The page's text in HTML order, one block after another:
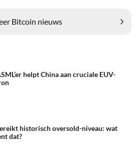
Bitcoin nieuws
helpt China aan cruciale EUV-
historisch oversold-niveau: wat
dat?